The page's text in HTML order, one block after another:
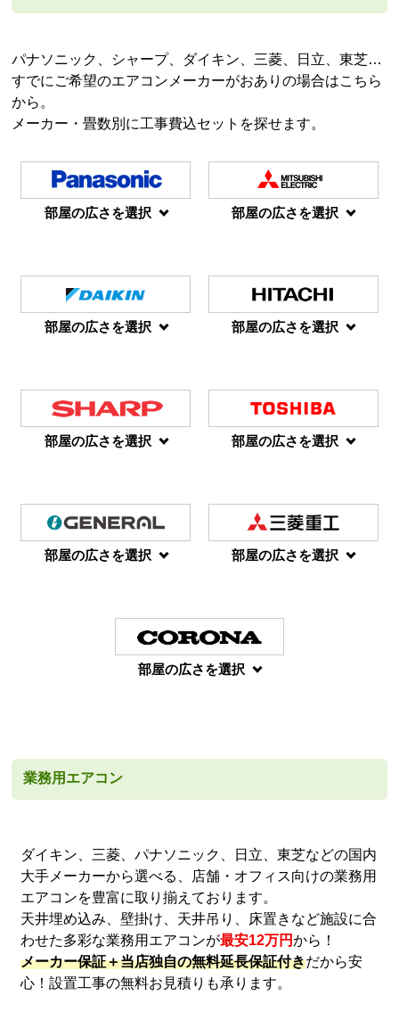
パナソニック、シャープ、ダイキン、三菱、日立、東芝…
すでにご希望のエアコンメーカーがおありの場合はこちら
から。
メーカー・畳数別に工事費込セットを探せます。
部屋の広さを選択 部屋の広さを選択
部屋の広さを選択 部屋の広さを選択
部屋の広さを選択 部屋の広さを選択
部屋の広さを選択 部屋の広さを選択
部屋の広さを選択
業務用エアコン
ダイキン、三菱、パナソニック、日立、東芝などの国内
大手メーカーから選べる、店舗・オフィス向けの業務用
エアコンを豊富に取り揃えております。
天井埋め込み、壁掛け、天井吊り、床置きなど施設に合
わせた多彩な業務用エアコンが最安12万円から！
メーカー保証＋当店独自の無料延長保証付きだから安
心！設置工事の無料お見積りも承ります。